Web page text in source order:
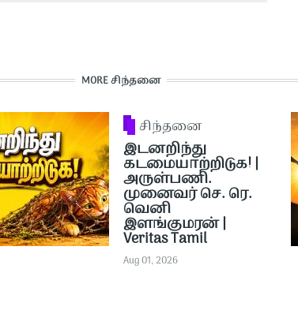
MORE சிந்தனை
சிந்தனை
இடனறிந்து
கடமையாற்றிடுக! |
அருள்பணி.
முனைவர் செ. ரெ.
வெனி
இளங்குமரன் |
Veritas Tamil
Aug 01, 2026